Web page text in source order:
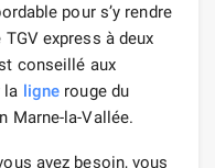
pour s’y rendre
TGV express à deux
conseillé aux
la ligne rouge du
Marne-la-Vallée.
avez besoin, vous